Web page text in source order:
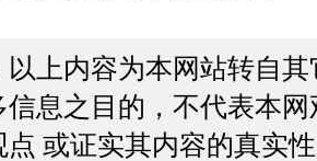
以上内容为本网站转自
信息之目的，不代表本
点 或证实其内容的真实